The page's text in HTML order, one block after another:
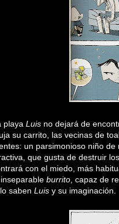
playa Luis no dejará de
su carrito, las vecinas de
un parsimonioso niño
que gusta de destruir
con el miedo, más
burrito , capaz de
saben Luis y su imaginación.